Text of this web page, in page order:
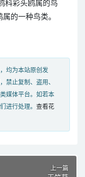
科彩头鸥属的鸟
的一种鸟类。
均为本站原创发
禁止复制、盗用、
媒体平台。如若本
进行处理。 查看花
上一篇